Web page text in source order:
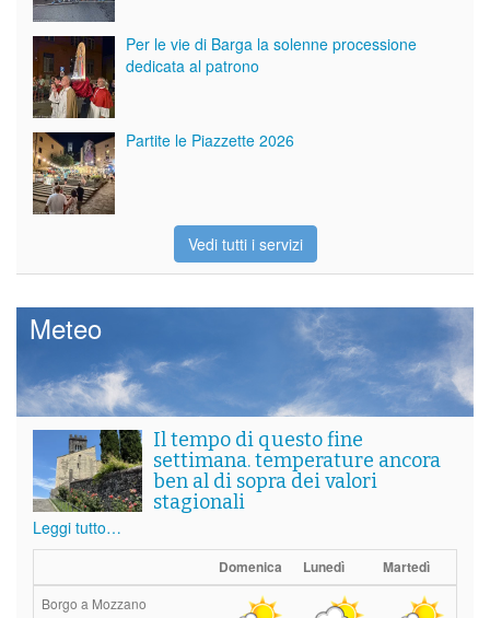
Per le vie di Barga la solenne processione
dedicata al patrono
Partite le Piazzette 2026
Vedi tutti i servizi
Meteo
Il tempo di questo fine
settimana. temperature ancora
ben al di sopra dei valori
stagionali
Leggi tutto…
Domenica Lunedì Martedì
Borgo a Mozzano